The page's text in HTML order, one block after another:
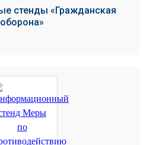
стенды «Гражданская
оборона»